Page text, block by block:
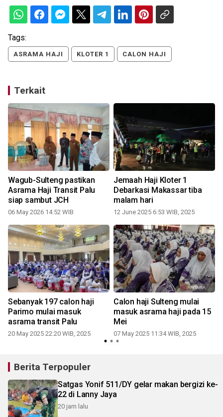
Tags:
ASRAMA HAJI KLOTER 1 CALON HAJI
Terkait
Wagub-Sulteng pastikan
Asrama Haji Transit Palu
siap sambut JCH
06 May 2026 14:52 WIB
Jemaah Haji Kloter 1
Debarkasi Makassar tiba
malam hari
12 June 2025 6:53 WIB, 2025
Sebanyak 197 calon haji
Parimo mulai masuk
asrama transit Palu
20 May 2025 22:20 WIB, 2025
Calon haji Sulteng mulai
masuk asrama haji pada 15
Mei
07 May 2025 11:34 WIB, 2025
Berita Terpopuler
Satgas Yonif 511/DY gelar makan bergizi ke-
22 di Lanny Jaya
20 jam lalu